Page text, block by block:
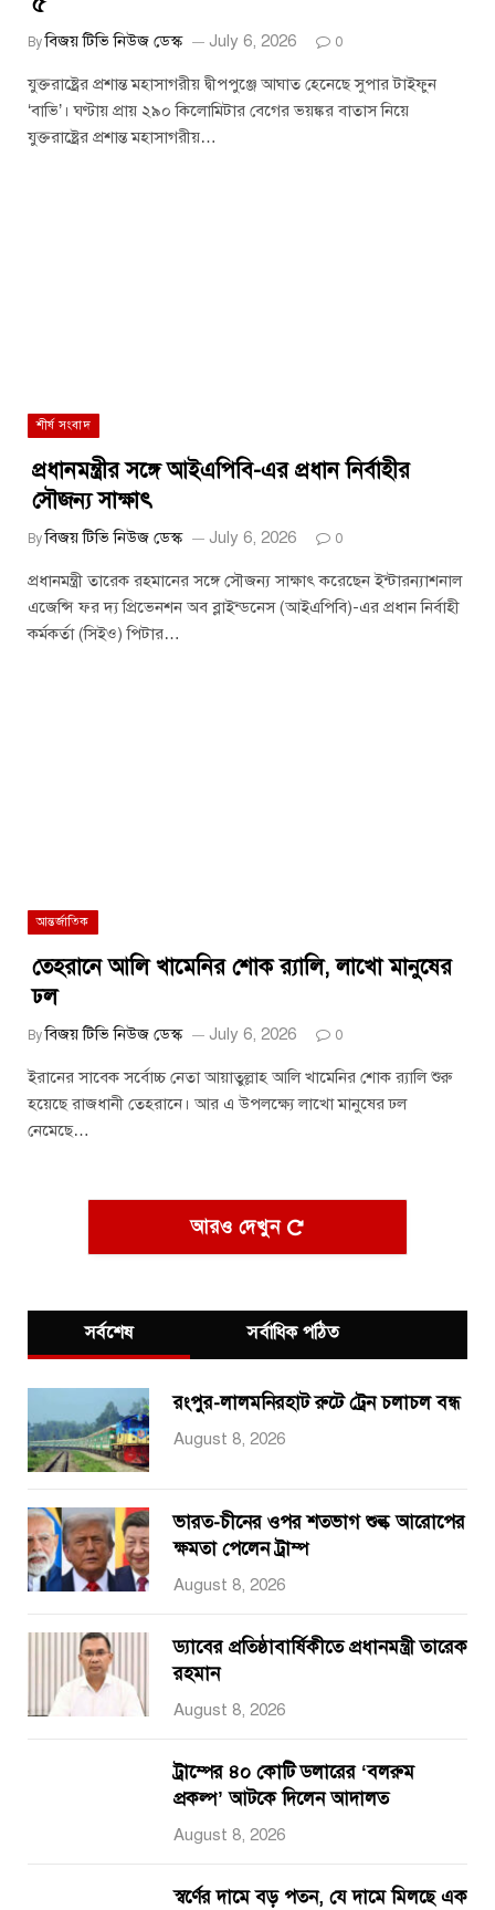
By বিজয় টিভি নিউজ ডেস্ক July 6, 2026 0
যুক্তরাষ্ট্রের প্রশান্ত মহাসাগরীয় দ্বীপপুঞ্জে আঘাত হেনেছে সুপার টাইফুন
‘বাভি’। ঘণ্টায় প্রায় ২৯০ কিলোমিটার বেগের ভয়ঙ্কর বাতাস নিয়ে
যুক্তরাষ্ট্রের প্রশান্ত মহাসাগরীয়…
শীর্ষ সংবাদ
প্রধানমন্ত্রীর সঙ্গে আইএপিবি-এর প্রধান নির্বাহীর
সৌজন্য সাক্ষাৎ
By বিজয় টিভি নিউজ ডেস্ক July 6, 2026 0
প্রধানমন্ত্রী তারেক রহমানের সঙ্গে সৌজন্য সাক্ষাৎ করেছেন ইন্টারন্যাশনাল
এজেন্সি ফর দ্য প্রিভেনশন অব ব্লাইন্ডনেস (আইএপিবি)-এর প্রধান নির্বাহী
কর্মকর্তা (সিইও) পিটার…
আন্তর্জাতিক
তেহরানে আলি খামেনির শোক র‌্যালি, লাখো মানুষের
ঢল
By বিজয় টিভি নিউজ ডেস্ক July 6, 2026 0
ইরানের সাবেক সর্বোচ্চ নেতা আয়াতুল্লাহ আলি খামেনির শোক র‌্যালি শুরু
হয়েছে রাজধানী তেহরানে। আর এ উপলক্ষ্যে লাখো মানুষের ঢল
নেমেছে…
আরও দেখুন
সর্বশেষ সর্বাধিক পঠিত
রংপুর-লালমনিরহাট রুটে ট্রেন চলাচল বন্ধ
August 8, 2026
ভারত-চীনের ওপর শতভাগ শুল্ক আরোপের
ক্ষমতা পেলেন ট্রাম্প
August 8, 2026
ড্যাবের প্রতিষ্ঠাবার্ষিকীতে প্রধানমন্ত্রী তারেক
রহমান
August 8, 2026
ট্রাম্পের ৪০ কোটি ডলারের ‘বলরুম
প্রকল্প’ আটকে দিলেন আদালত
August 8, 2026
স্বর্ণের দামে বড় পতন, যে দামে মিলছে এক